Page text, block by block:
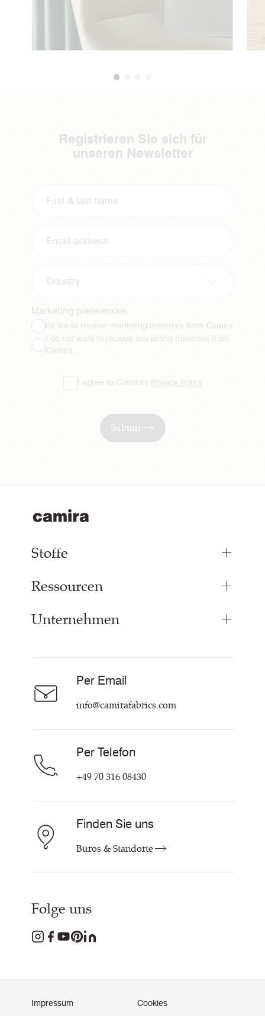
Registrieren Sie sich für
unseren Newsletter
Country
Marketing preferences
I'd like to receive marketing materials from Camira
I do not want to receive marketing materials from
Camira
I agree to Camira's Privacy Policy
Submit
Stoffe
Bezugsstoffe
Ressourcen
Inspiration
Nachhaltigkeit
Unsere Richtlinien
Unternehmen
Hilfe & Kontakt
Per Email
info@camirafabrics.com
Per Telefon
+49 70 316 08430
Finden Sie uns
Büros & Standorte
Folge uns
Impressum Cookies